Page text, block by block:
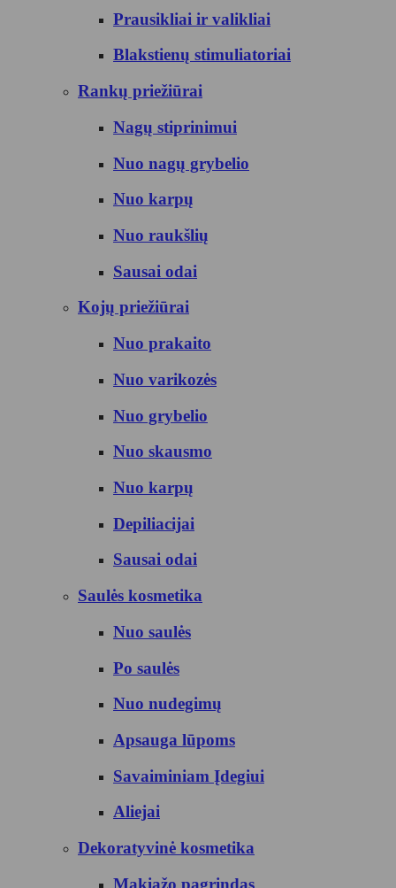
Prausikliai ir valikliai
Blakstienų stimuliatoriai
Rankų priežiūrai
Nagų stiprinimui
Nuo nagų grybelio
Nuo karpų
Nuo raukšlių
Sausai odai
Kojų priežiūrai
Nuo prakaito
Nuo varikozės
Nuo grybelio
Nuo skausmo
Nuo karpų
Depiliacijai
Sausai odai
Saulės kosmetika
Nuo saulės
Po saulės
Nuo nudegimų
Apsauga lūpoms
Savaiminiam Įdegiui
Aliejai
Dekoratyvinė kosmetika
Makiažo pagrindas